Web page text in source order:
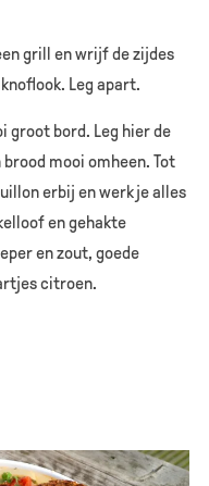
grill en wrijf de zijdes
Leg apart.
groot bord. Leg hier de
mooi omheen. Tot
erbij en werk je alles
en gehakte
en zout, goede
citroen.